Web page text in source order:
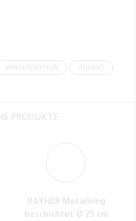
WINTERBASTELN ADVENT
PRODUKTE
RAYHER Metallring
beschichtet Ø 25 cm